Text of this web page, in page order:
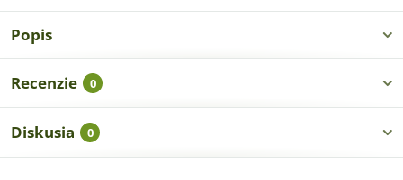
Popis
Recenzie 0
Diskusia 0